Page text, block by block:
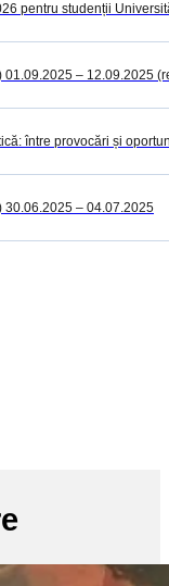
pentru studenții
– 12.09.2025
între provocări și
– 04.07.2025